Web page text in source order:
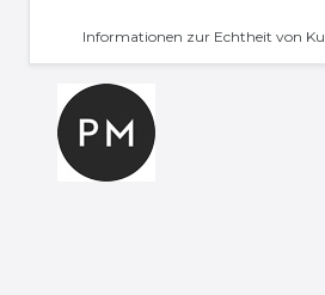
Informationen zur Echtheit von